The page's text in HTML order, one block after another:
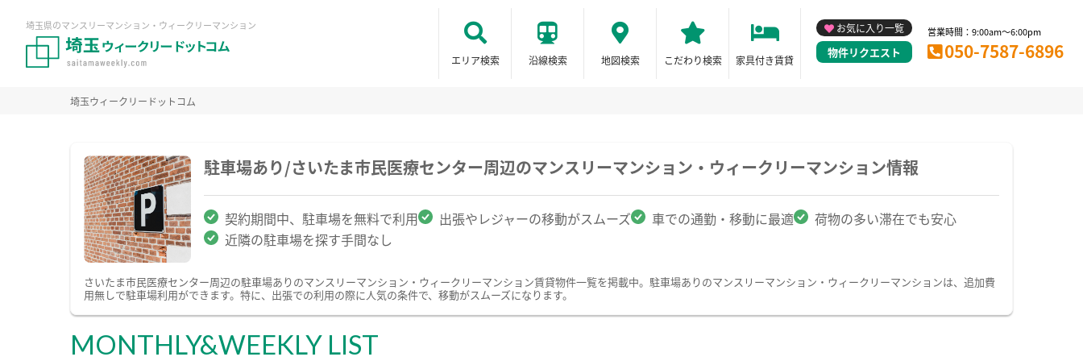
埼玉県のマンスリーマンション・ウィークリーマンション
エリア検索 沿線検索 地図検索 こだわり検索 家具付き賃貸
お気に入り一覧
物件リクエスト
営業時間：9:00am～6:00pm
050-7587-6896
埼玉ウィークリードットコム
駐車場あり/さいたま市民医療センター周辺のマンスリーマンション・ウィークリーマンション情報
契約期間中、駐車場を無料で利用 出張やレジャーの移動がスムーズ 車での通勤・移動に最適
荷物の多い滞在でも安心
近隣の駐車場を探す手間なし
さいたま市民医療センター周辺の駐車場ありのマンスリーマンション・ウィークリーマンション賃貸物件一覧を掲載中。駐車場ありのマンスリーマンション・ウィークリーマンションは、追加費
用無しで駐車場利用ができます。特に、出張での利用の際に人気の条件で、移動がスムーズになります。
MONTHLY&WEEKLY LIST